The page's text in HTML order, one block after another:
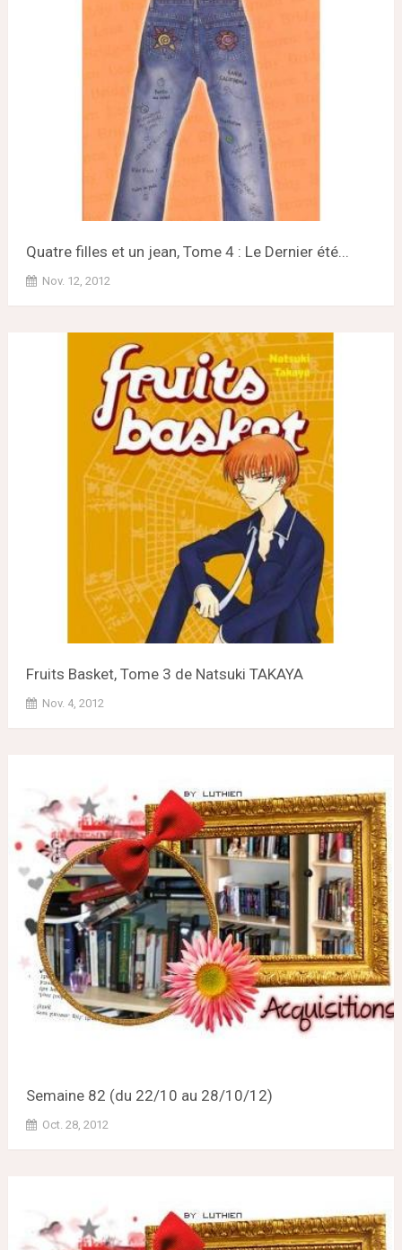
Quatre filles et un jean, Tome 4 : Le Dernier été...
Nov. 12, 2012
Fruits Basket, Tome 3 de Natsuki TAKAYA
Nov. 4, 2012
Semaine 82 (du 22/10 au 28/10/12)
Oct. 28, 2012